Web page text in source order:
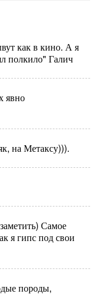
как в кино. А я
полкило" Галич
явно
на Метаксу))).
Самое
я гипс под свои
породы,